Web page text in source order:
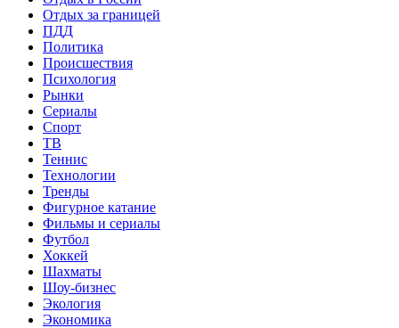
Отдых за границей
ПДД
Политика
Происшествия
Психология
Рынки
Сериалы
Спорт
ТВ
Теннис
Технологии
Тренды
Фигурное катание
Фильмы и сериалы
Футбол
Хоккей
Шахматы
Шоу-бизнес
Экология
Экономика